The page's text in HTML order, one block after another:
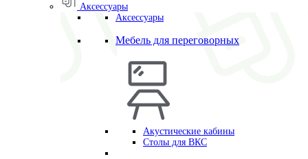
Аксессуары
Аксессуары
Мебель для переговорных
Акустические кабины
Столы для ВКС